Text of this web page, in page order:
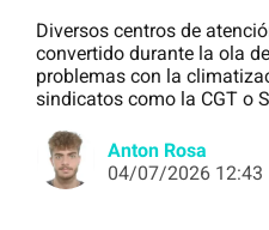
Diversos centros de
convertido durante la ola
problemas con la
sindicatos como la CGT o
Anton Rosa
04/07/2026 12:43